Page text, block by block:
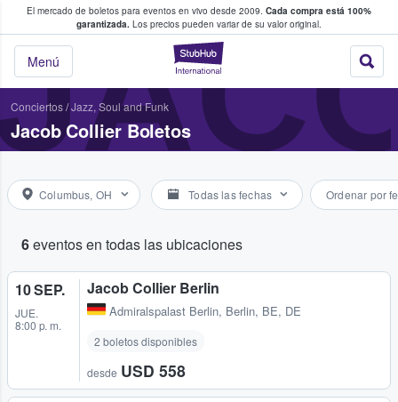
El mercado de boletos para eventos en vivo desde 2009. Cada compra está 100%
garantizada. Los precios pueden variar de su valor original.
StubHub: donde
Menú
fans compran y venden boletos
Conciertos/Jazz, Soul and Funk
Jacob Collier Boletos
Columbus, OH Todas las fechas Ordenar por
6eventos en todas las ubicaciones
10 SEP.
JUE.
8:00 p. m.
Jacob Collier Berlin
Admiralspalast Berlin, Berlin, BE, DE
2 boletos disponibles
desde USD 558